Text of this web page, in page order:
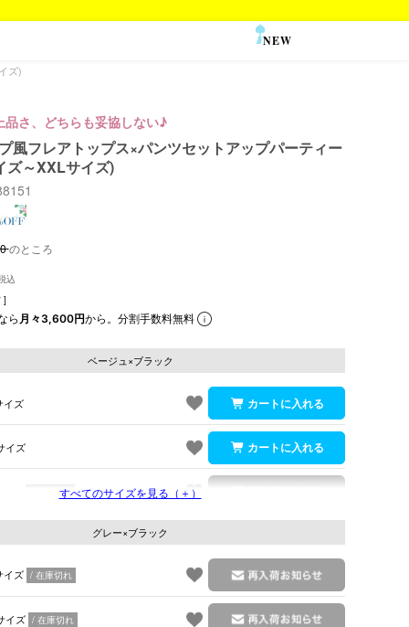
NEW
ズ)
品さ、どちらも妥協しない♪
風フレアトップス×パンツセットアップパーティー
ズ～XXLサイズ)
のところ
]
ら 月々3,600円から。分割手数料無料
ベージュ×ブラック
イズ
イズ
在庫切れすべてのサイズを見る（＋）
グレー×ブラック
イズ 在庫切れ
イズ 在庫切れ